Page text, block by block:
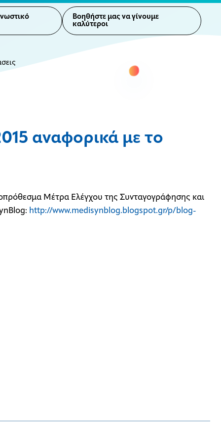
Βοηθήστε μας να γίνουμε
καλύτεροι
αναφορικά με το
Μέτρα Ελέγχου της Συνταγογράφησης και
http://www.medisynblog.blogspot.gr/p/blog-